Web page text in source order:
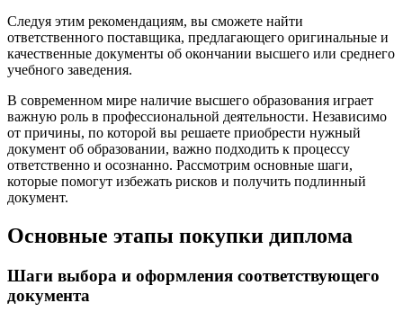
Следуя этим рекомендациям, вы сможете найти
ответственного поставщика, предлагающего оригинальные и
качественные документы об окончании высшего или среднего
учебного заведения.
В современном мире наличие высшего образования играет
важную роль в профессиональной деятельности. Независимо
от причины, по которой вы решаете приобрести нужный
документ об образовании, важно подходить к процессу
ответственно и осознанно. Рассмотрим основные шаги,
которые помогут избежать рисков и получить подлинный
документ.
Основные этапы покупки диплома
Шаги выбора и оформления соответствующего
документа